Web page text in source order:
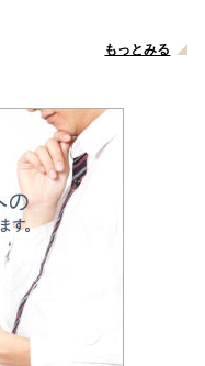
もっとみる